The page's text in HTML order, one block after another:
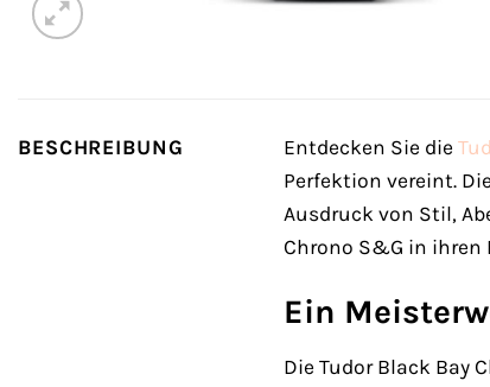
BESCHREIBUNG Entdecken Sie die
Perfektion vereint.
Ausdruck von Stil,
Chrono S&G in ihren
Ein
Die Tudor Black Bay